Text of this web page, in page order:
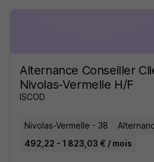
Alternance Conseiller
Nivolas-Vermelle H/F
ISCOD
Nivolas-Vermelle - 38
492,22 - 1 823,03 € / mois